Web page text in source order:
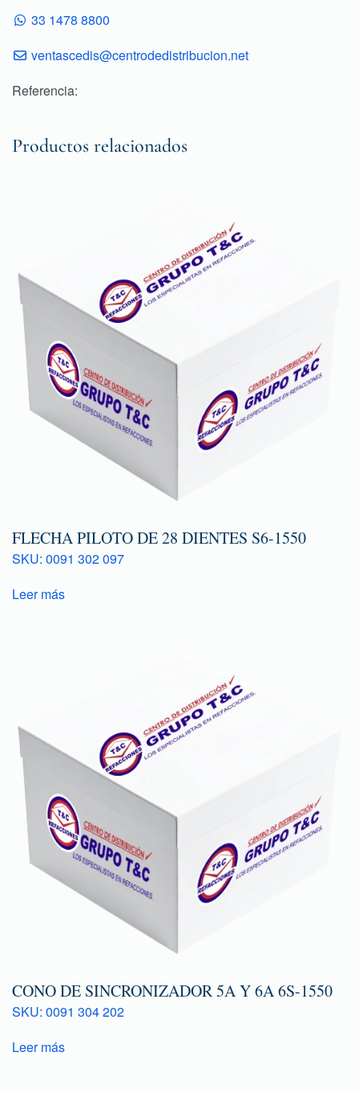
33 1478 8800
ventascedis@centrodedistribucion.net
Referencia:
Productos relacionados
FLECHA PILOTO DE 28 DIENTES S6-1550
SKU: 0091 302 097
Leer más
CONO DE SINCRONIZADOR 5A Y 6A 6S-1550
SKU: 0091 304 202
Leer más